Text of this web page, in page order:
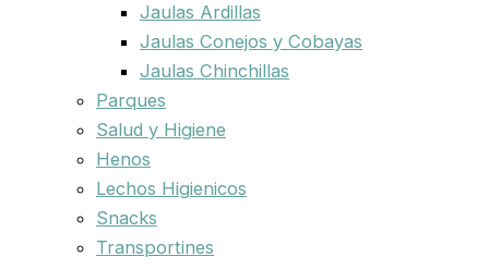
Jaulas Ardillas
Jaulas Conejos y Cobayas
Jaulas Chinchillas
Parques
Salud y Higiene
Henos
Lechos Higienicos
Snacks
Transportines